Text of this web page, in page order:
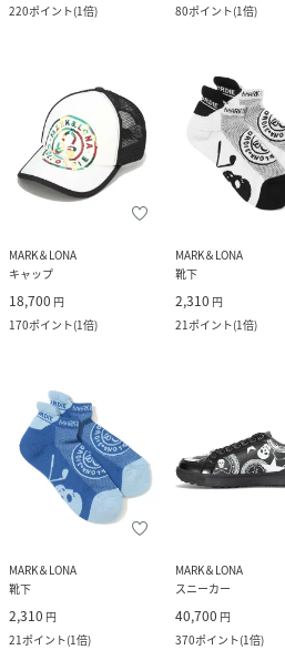
220ポイント(1倍)
80ポイント(1倍)
MARK＆LONA
キャップ
18,700 円
170ポイント(1倍)
MARK＆LONA
靴下
2,310 円
21ポイント(1倍)
MARK＆LONA
靴下
2,310 円
21ポイント(1倍)
MARK＆LONA
スニーカー
40,700 円
370ポイント(1倍)